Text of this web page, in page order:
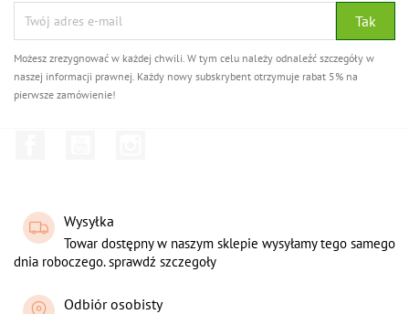
Możesz zrezygnować w każdej chwili. W tym celu należy odnaleźć szczegóły w
naszej informacji prawnej. Każdy nowy subskrybent otrzymuje rabat 5% na
pierwsze zamówienie!
Wysyłka
Towar dostępny w naszym sklepie wysyłamy tego samego
dnia roboczego. sprawdź szczegoły
Odbiór osobisty